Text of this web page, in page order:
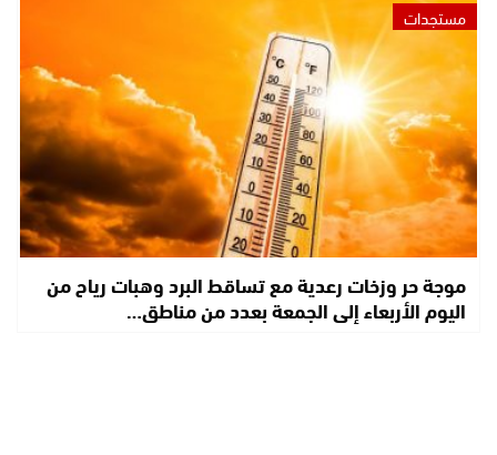
مستجدات
موجة حر وزخات رعدية مع تساقط البرد وهبات رياح من
اليوم الأربعاء إلى الجمعة بعدد من مناطق…